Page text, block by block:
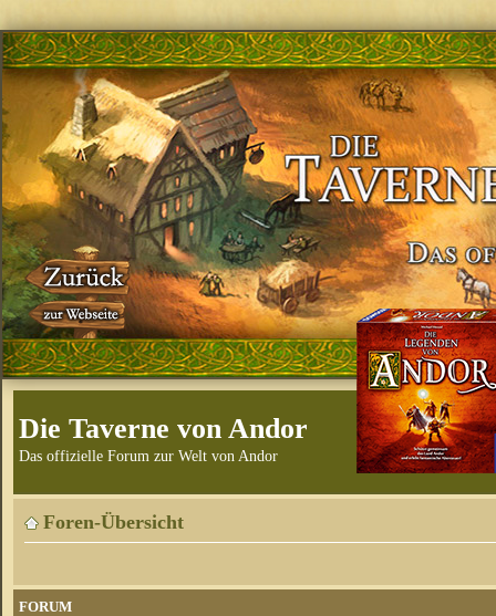
Die Taverne von Andor
Das offizielle Forum zur Welt von Andor
Foren-Übersicht
FORUM